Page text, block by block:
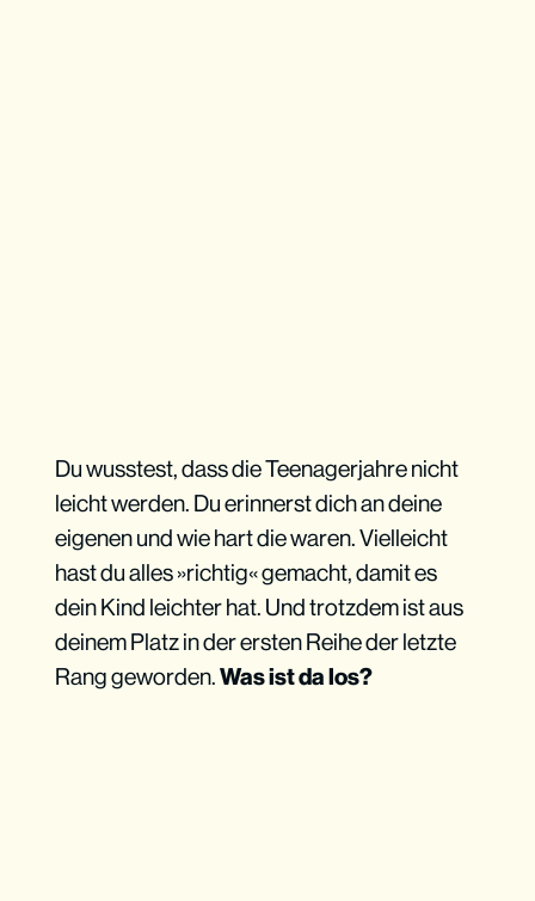
Du wusstest, dass die Teenagerjahre nicht
leicht werden. Du erinnerst dich an deine
eigenen und wie hart die waren. Vielleicht
hast du alles »richtig« gemacht, damit es
dein Kind leichter hat. Und trotzdem ist aus
deinem Platz in der ersten Reihe der letzte
Rang geworden.Was ist da los?